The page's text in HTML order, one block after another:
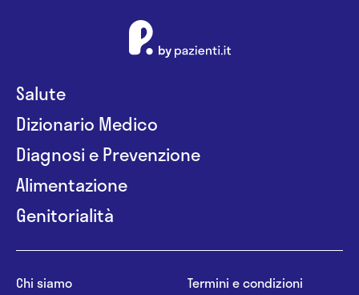
Salute
Dizionario Medico
Diagnosi e Prevenzione
Alimentazione
Genitorialità
Chi siamo
Termini e condizioni